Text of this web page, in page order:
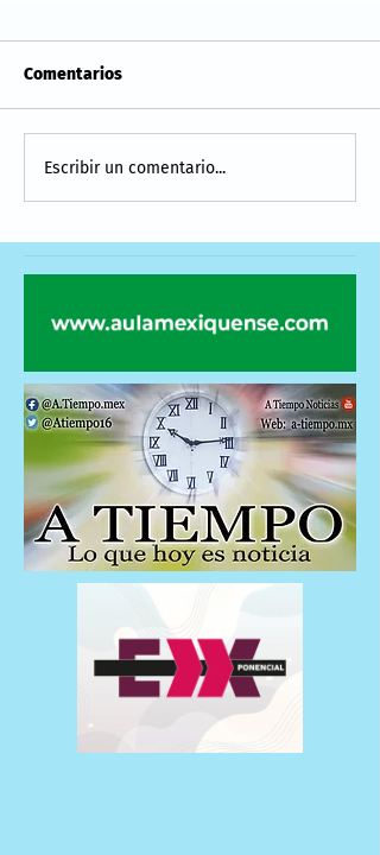
Comentarios
Escribir un comentario...